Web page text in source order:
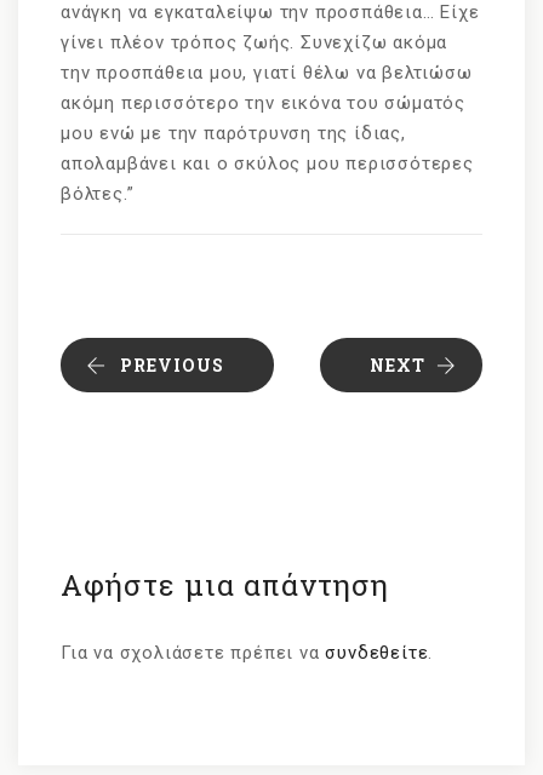
ανάγκη να εγκαταλείψω την προσπάθεια… Είχε
γίνει πλέον τρόπος ζωής. Συνεχίζω ακόμα
την προσπάθεια μου, γιατί θέλω να βελτιώσω
ακόμη περισσότερο την εικόνα του σώματός
μου ενώ με την παρότρυνση της ίδιας,
απολαμβάνει και ο σκύλος μου περισσότερες
βόλτες.”
PREVIOUS NEXT
Αφήστε μια απάντηση
Για να σχολιάσετε πρέπει νασυνδεθείτε.